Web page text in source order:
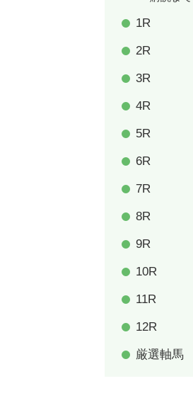
1R
2R
3R
4R
5R
6R
7R
8R
9R
10R
11R
12R
厳選軸馬